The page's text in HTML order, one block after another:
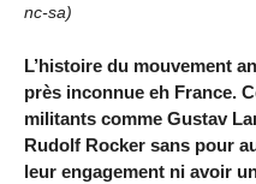
nc-sa)
L’histoire du mouvement
près inconnue eh France.
militants comme Gustav
Rudolf Rocker sans pour
leur engagement ni avoir